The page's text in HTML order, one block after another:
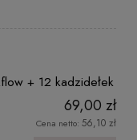
+ 12 kadzidełek
69,00 zł
Cena netto: 56,10 zł